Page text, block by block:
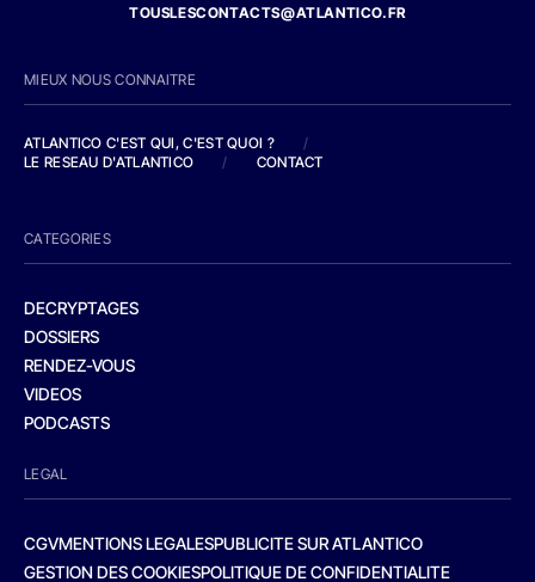
TOUSLESCONTACTS@ATLANTICO.FR
MIEUX NOUS CONNAITRE
ATLANTICO C'EST QUI, C'EST QUOI ?
/
LE RESEAU D'ATLANTICO
/ CONTACT
CATEGORIES
DECRYPTAGES
DOSSIERS
RENDEZ-VOUS
VIDEOS
PODCASTS
LEGAL
CGVMENTIONS LEGALESPUBLICITE SUR ATLANTICO
GESTION DES COOKIESPOLITIQUE DE CONFIDENTIALITE